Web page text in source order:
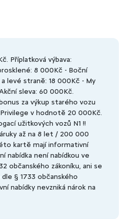
Příplatková výbava:
8 000Kč - Boční
levé straně: 18 000Kč - My
sleva: 60 000Kč.
za výkup starého vozu
v hodnotě 20 000Kč.
užitkových vozů N1 !!
až na 8 let / 200 000
kartě mají informativní
nabídka není nabídkou ve
občanského zákoníku, ani se
§ 1733 občanského
nabídky nevzniká nárok na